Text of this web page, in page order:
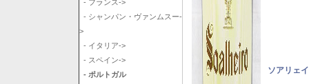
- フランス->
- シャンパン・ヴァンムスー-
>
- イタリア->
- スペイン->
- ポルトガル
ソアリェ